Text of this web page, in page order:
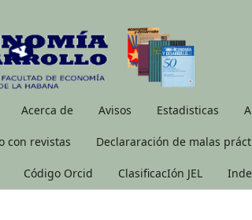
Acerca de Avisos Estadisticas
con revistas Declararación de malas
Código Orcid ClasificacIón JEL